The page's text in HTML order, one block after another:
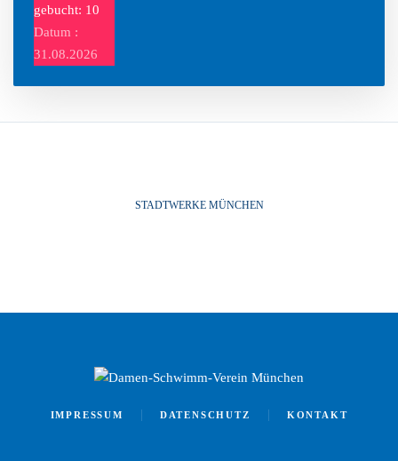
gebucht: 10
Datum :
31.08.2026
STADTWERKE MÜNCHEN
IMPRESSUM DATENSCHUTZ KONTAKT